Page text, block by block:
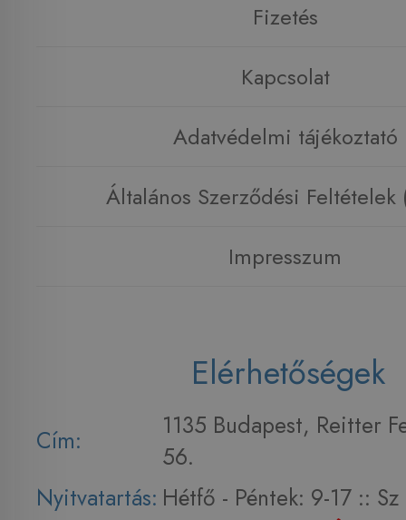
Fizetés
Kapcsolat
Adatvédelmi tájékoztató
Általános Szerződési Feltételek
Impresszum
Elérhetőségek
Cím:
1135 Budapest, Reitter
56.
Nyitvatartás: Hétfő - Péntek: 9-17 :: Sz